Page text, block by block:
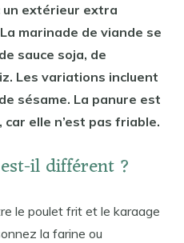
un extérieur extra
marinade de viande se
sauce soja, de
Les variations incluent
sésame. La panure est
elle n’est pas friable.
il différent ?
le poulet frit et le karaage
la farine ou